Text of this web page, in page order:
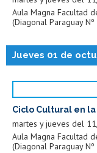
Aula Magna Facultad
(Diagonal Paraguay
Jueves 01 de
Ciclo Cultural en la
martes y jueves del
Aula Magna Facultad
(Diagonal Paraguay